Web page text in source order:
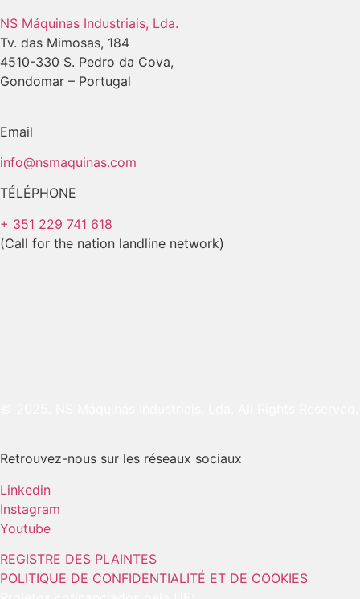
NS Máquinas Industriais, Lda.
Tv. das Mimosas, 184
4510-330 S. Pedro da Cova,
Gondomar – Portugal
Email
info@nsmaquinas.com
TÉLÉPHONE
+ 351 229 741 618
(Call for the nation landline network)
Retrouvez-nous sur les réseaux sociaux
Linkedin
Instagram
Youtube
REGISTRE DES PLAINTES
POLITIQUE DE CONFIDENTIALITÉ ET DE COOKIES